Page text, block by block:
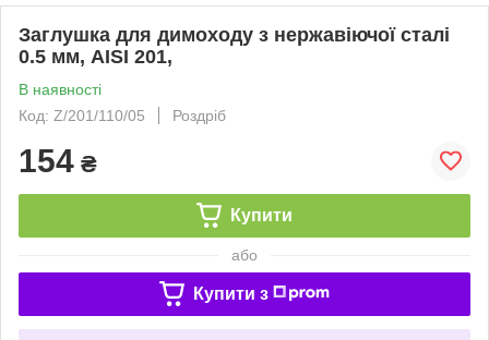
Заглушка для димоходу з нержавіючої сталі
0.5 мм, AISI 201,
В наявності
Код: Z/201/110/05
Роздріб
154 ₴
Купити
або
Купити з